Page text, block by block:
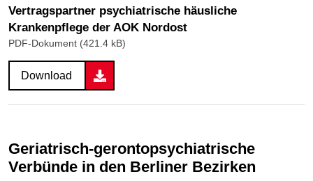
Vertragspartner psychiatrische häusliche
Krankenpflege der AOK Nordost
PDF-Dokument (421.4 kB)
Download
Geriatrisch-gerontopsychiatrische
Verbünde in den Berliner Bezirken